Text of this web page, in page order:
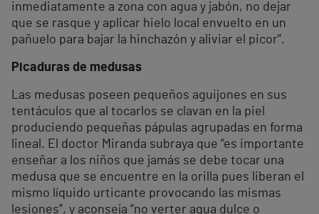
inmediatamente a zona con agua y jabón, no dejar
que se rasque y aplicar hielo local envuelto en un
pañuelo para bajar la hinchazón y aliviar el picor”.
Picaduras de medusas
Las medusas poseen pequeños aguijones en sus
tentáculos que al tocarlos se clavan en la piel
produciendo pequeñas pápulas agrupadas en forma
lineal. El doctor Miranda subraya que “es importante
enseñar a los niños que jamás se debe tocar una
medusa que se encuentre en la orilla pues liberan el
mismo líquido urticante provocando las mismas
lesiones”, y aconseja “no verter agua dulce o